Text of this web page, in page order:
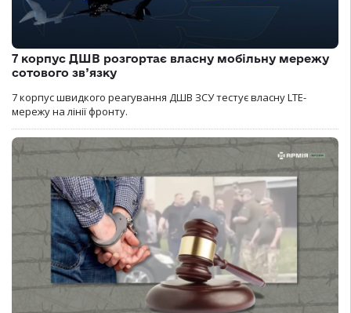
7 корпус ДШВ розгортає власну мобільну мережу
сотового зв’язку
7 корпус швидкого реагування ДШВ ЗСУ тестує власну LTE-
мережу на лінії фронту.